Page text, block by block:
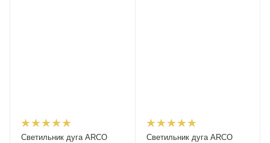
Светильник дуга ARCO
Светильник дуга ARCO